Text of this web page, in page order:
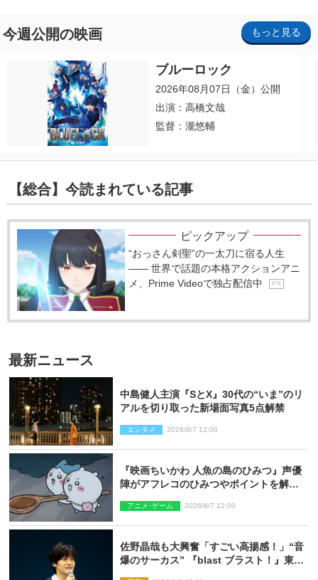
今週公開の映画 もっと見る
ブルーロック
2026年08月07日（金）公開
出演：高橋文哉
監督：瀧悠輔
【総合】今読まれている記事
ピックアップ
“おっさん剣聖”の一太刀に宿る人生
―― 世界で話題の本格アクションアニ
メ、Prime Videoで独占配信中
P R
最新ニュース
中島健人主演『SとX』30代の“いま”のリ
アルを切り取った新場面写真5点解禁
エンタメ 2026/8/7 12:00
『映画ちいかわ 人魚の島のひみつ』声優
陣がアフレコのひみつやポイントを解
アニメ･ゲーム 2026/8/7 12:00
佐野晶哉も大興奮「すごい高揚感！」“音
爆のサーカス” 『blast ブラスト！』東京